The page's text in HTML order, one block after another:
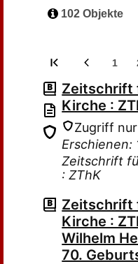
102 Objekte
1
Zeitschrift
Kirche :
Zugriff
Erschienen:
Zeitschrift
: ZThK
Zeitschrift
Kirche :
Wilhelm
70.